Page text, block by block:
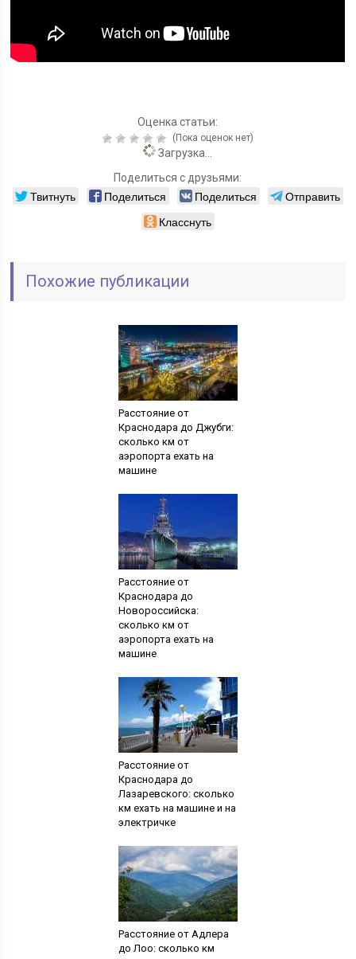
Оценка статьи:
(Пока оценок нет)
Загрузка...
Поделиться с друзьями:
Твитнуть Поделиться Поделиться
Отправить
Класснуть
Похожие публикации
Расстояние от
Краснодара до Джубги:
сколько км от
аэропорта ехать на
машине
Расстояние от
Краснодара до
Новороссийска:
сколько км от
аэропорта ехать на
машине
Расстояние от
Краснодара до
Лазаревского: сколько
км ехать на машине и на
электричке
Расстояние от Адлера
до Лоо: сколько км